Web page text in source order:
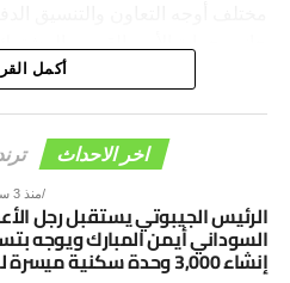
والسلام في المنطقة والعالم.
أكمل
اخر الاحداث
منذ 3 ساعات
الرئيس الجيبوتي يستقبل رجل
السوداني أيمن المبارك ويوجه
إنشاء 3,000 وحدة سكنية ميسرة للمواطنين